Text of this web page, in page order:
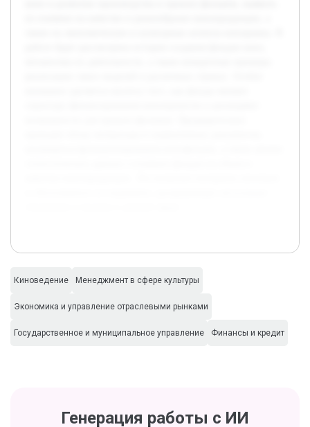
Киноведение Менеджмент в сфере культуры
Экономика и управление отраслевыми рынками
Государственное и муниципальное управление Финансы и кредит
Генерация работы с ИИ